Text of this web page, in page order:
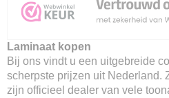
Laminaat kopen
Bij ons vindt u een uitgebreide
scherpste prijzen uit Nederland.
zijn officieel dealer van vele